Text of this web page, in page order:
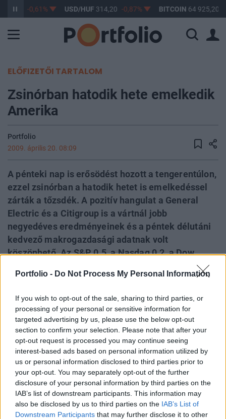
Portfolio - Do Not Process My Personal Information
If you wish to opt-out of the sale, sharing to third parties, or
processing of your personal or sensitive information for
targeted advertising by us, please use the below opt-out
section to confirm your selection. Please note that after your
opt-out request is processed you may continue seeing
interest-based ads based on personal information utilized by
us or personal information disclosed to third parties prior to
your opt-out. You may separately opt-out of the further
disclosure of your personal information by third parties on the
IAB’s list of downstream participants. This information may
also be disclosed by us to third parties on the IAB’s List of
Downstream Participants that may further disclose it to other
363,17 -0,61% USD/HUF 314,20 -0,87% BITCOIN 64 925,20
ELŐFIZETŐI TARTALOM
Zsinórban hatodik hete emelkedik
Amerika
Portfolio
2009. április 20. 08:09
A pénteki nap is erősödést hozott a tengerentúlon,
ezzel zsinórban a hatodik hetet is emelkedéssel
zárták a tőzsdék. A pozitív hangulat a General
Electric és a Citigroup is a vártnál jobb
negyedéves eredményeinek és a péntek délutáni
kedvező makrogazdasági adatnak volt
köszönhető. Az S&P 0.5, a Nasdaq 0.2, a Dow
kéthónapos csúcson zárt. A hangulat jelnleg
enyhe csökkenést mutatnak, Ázsia viszont a
pénteki amerikai emelkedést lereagálva kisebb
pluszban készül zárni.
A pénteki nap sem volt eseménytelen a tengerentúlon, a
nyitás előtt két Dow komponens, a Citigroup és a General
Electric is közzétette első negyedéves gyorsjelentését. A Citi
0.34 dolláros egy részvényre jutó veszteségről számolt be,
mely felülmúlta az elemzői várakozásokat, hiszen azok
közel kétszer akkora veszteségről szóltak. A bank